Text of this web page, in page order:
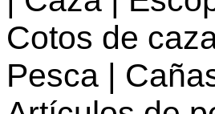
Cotos de
Pesca |